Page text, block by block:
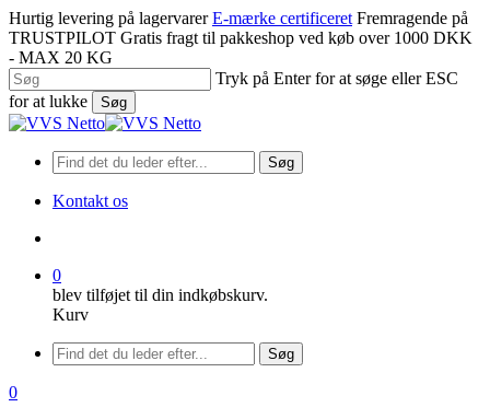
Spring
til
hovedindhold
Hurtig levering på lagervarer E-mærke certificeret Fremragende på
TRUSTPILOT Gratis fragt til pakkeshop ved køb over 1000 DKK
- MAX 20 KG
Tryk på Enter for at søge eller ESC
for at lukke
Søg
Luk
Søg
Kontakt os
0
blev tilføjet til din indkøbskurv.
Kurv
Menu
Søg
søge
0